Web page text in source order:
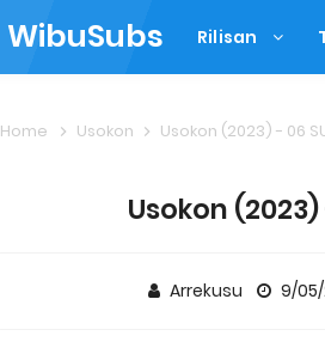
WibuSubs Rilisan
Home Usokon Usokon (2023) - 06
Usokon (2023)
Arrekusu 9/